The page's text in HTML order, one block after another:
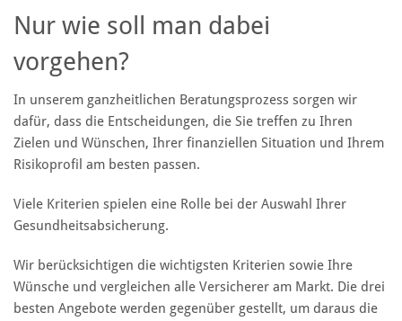
Nur wie soll man dabei
vorgehen?
In unserem ganzheitlichen Beratungsprozess sorgen wir
dafür, dass die Entscheidungen, die Sie treffen zu Ihren
Zielen und Wünschen, Ihrer finanziellen Situation und Ihrem
Risikoprofil am besten passen.
Viele Kriterien spielen eine Rolle bei der Auswahl Ihrer
Gesundheitsabsicherung.
Wir berücksichtigen die wichtigsten Kriterien sowie Ihre
Wünsche und vergleichen alle Versicherer am Markt. Die drei
besten Angebote werden gegenüber gestellt, um daraus die